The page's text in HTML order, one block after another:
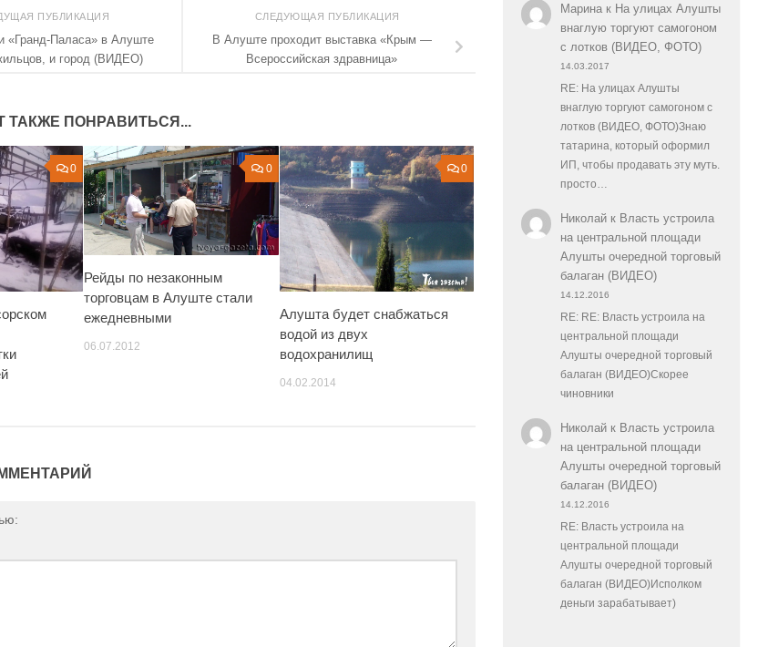
СЛЕДУЮЩАЯ ПУБЛИКАЦИЯ
В Алуште проходит выставка «Крым —
Всероссийская здравница»
ПУБЛИКАЦИЯ
«Гранд-Паласа» в Алуште
и город (ВИДЕО)
ТАКЖЕ ПОНРАВИТЬСЯ...
0 0
Рейды по незаконным
торговцам в Алуште стали
ежедневными
06.07.2012
0
Алушта будет снабжаться
водой из двух
водохранилищ
04.02.2014
Маринак На улицах Алушты
внаглую торгуют самогоном
с лотков (ВИДЕО, ФОТО)
14.03.2017
RE: На улицах Алушты
внаглую торгуют самогоном с
лотков (ВИДЕО, ФОТО)Знаю
татарина, который оформил
ИП, чтобы продавать эту муть.
просто…
Николайк Власть устроила
на центральной площади
Алушты очередной торговый
балаган (ВИДЕО)
14.12.2016
RE: RE: Власть устроила на
центральной площади
Алушты очередной торговый
балаган (ВИДЕО)Скорее
чиновники
Николайк Власть устроила
на центральной площади
Алушты очередной торговый
балаган (ВИДЕО)
14.12.2016
RE: Власть устроила на
центральной площади
Алушты очередной торговый
балаган (ВИДЕО)Исполком
деньги зарабатывает)